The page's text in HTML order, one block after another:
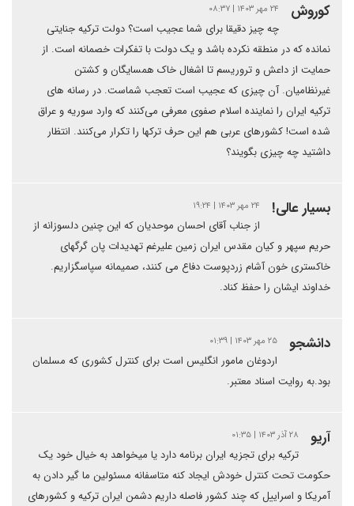
کوروش ۲۴ مهر ۱۴۰۳ | ۰۸:۳۷
چه چیز دقیقا برای شما عجیب است؟ دولت ترکیه جنایتی
نمانده که در منطقه نکرده باشد و یک دولت با تفکرات خصمانه است. از
حمایت از داعش و تروریسم تا اشغال خاک همسایگان و کشتن
غیرنظامیان. آن چیزی که عجیب است تعجب شماست. در رسانه های
ترکیه ایران را نماینده اسلام صفوی معرفی می‌کنند که وارد سوریه و عراق
شده است! کشورهای عربی هم این حرف ترکها را تکرار می‌کنند. انتظار
داشتید چه چیزی بگویند؟
بسیار عالی! ۲۴ مهر ۱۴۰۳ | ۱۹:۲۴
از جناب آقای احسان موحدیان که این چنین دلسوزانه از
حریم سپهر و کیان مقدس ایران زمین علیرغم تهدیدات پان گرگهای
خاکستری خون آشام زردپوست دفاع می کنند، صمیمانه سپاسگزاریم.
خداوند ایشان را حفظ کناد.
دانشجو ۲۵ مهر ۱۴۰۳ | ۰۱:۳۹
اردوغان مامور انگلیس است برای کنترل کشوری که مسلمان
بود.به روایت اسناد معتبر.
آریو ۲۸ آذر ۱۴۰۳ | ۰۱:۳۵
ترکیه برای تجزیه ایران برنامه دارد یا میخواهد به خیال خود یک
حکومت تحت کنترل خودش ایجاد کنه متاسفانه مسئولین ما گیر دادن به
آمریکا و اسراییل که چند کشور فاصله داریم دشمن ایران ترکیه و کشورهای